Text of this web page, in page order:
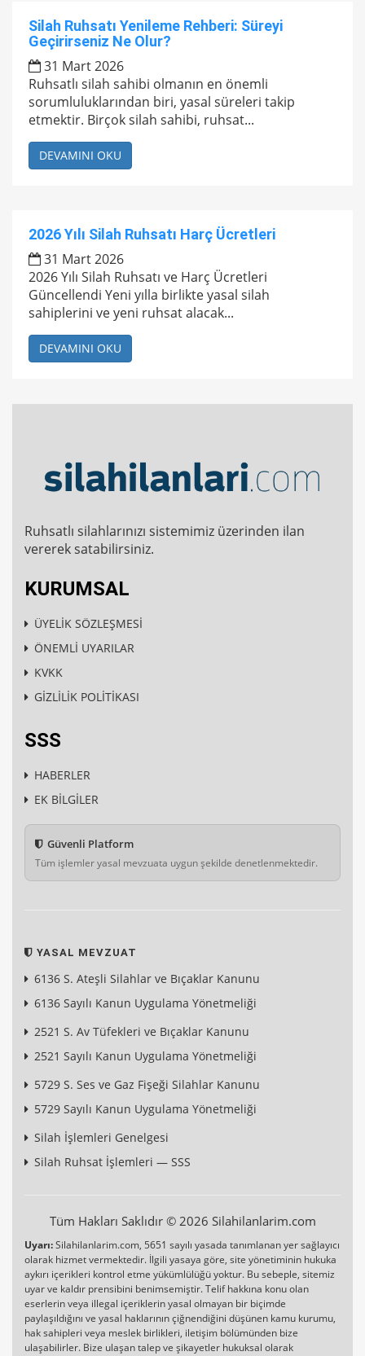
Silah Ruhsatı Yenileme Rehberi: Süreyi
Geçirirseniz Ne Olur?
31 Mart 2026
Ruhsatlı silah sahibi olmanın en önemli
sorumluluklarından biri, yasal süreleri takip
etmektir. Birçok silah sahibi, ruhsat...
DEVAMINI OKU
2026 Yılı Silah Ruhsatı Harç Ücretleri
31 Mart 2026
2026 Yılı Silah Ruhsatı ve Harç Ücretleri
Güncellendi Yeni yılla birlikte yasal silah
sahiplerini ve yeni ruhsat alacak...
DEVAMINI OKU
Ruhsatlı silahlarınızı sistemimiz üzerinden ilan
vererek satabilirsiniz.
KURUMSAL
ÜYELİK SÖZLEŞMESİ
ÖNEMLİ UYARILAR
KVKK
GİZLİLİK POLİTİKASI
SSS
HABERLER
EK BİLGİLER
Güvenli Platform
Tüm işlemler yasal mevzuata uygun şekilde denetlenmektedir.
YASAL MEVZUAT
6136 S. Ateşli Silahlar ve Bıçaklar Kanunu
6136 Sayılı Kanun Uygulama Yönetmeliği
2521 S. Av Tüfekleri ve Bıçaklar Kanunu
2521 Sayılı Kanun Uygulama Yönetmeliği
5729 S. Ses ve Gaz Fişeği Silahlar Kanunu
5729 Sayılı Kanun Uygulama Yönetmeliği
Silah İşlemleri Genelgesi
Silah Ruhsat İşlemleri — SSS
Tüm Hakları Saklıdır © 2026 Silahilanlarim.com
Uyarı:Silahilanlarim.com, 5651 sayılı yasada tanımlanan yer sağlayıcı
olarak hizmet vermektedir. İlgili yasaya göre, site yönetiminin hukuka
aykırı içerikleri kontrol etme yükümlülüğü yoktur. Bu sebeple, sitemiz
uyar ve kaldır prensibini benimsemiştir. Telif hakkına konu olan
eserlerin veya illegal içeriklerin yasal olmayan bir biçimde
paylaşıldığını ve yasal haklarının çiğnendiğini düşünen kamu kurumu,
hak sahipleri veya meslek birlikleri, iletişim bölümünden bize
ulaşabilirler. Bize ulaşan talep ve şikayetler hukuksal olarak